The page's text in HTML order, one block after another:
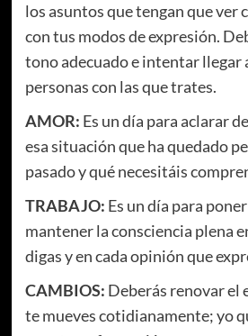
los asuntos que tengan que ver
con tus modos de expresión.
tono adecuado e intentar llegar
personas con las que trates.
AMOR: Es un día para aclarar
esa situación que ha quedado
pasado y qué necesitáis
TRABAJO: Es un día para
mantener la consciencia plena
digas y en cada opinión que
CAMBIOS: Deberás renovar el
te mueves cotidianamente; yo